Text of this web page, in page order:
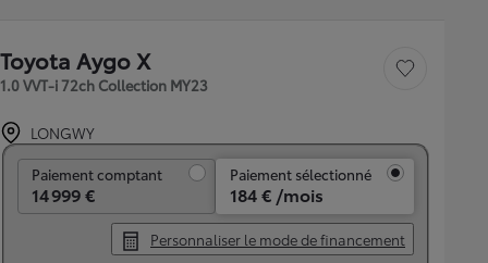
Toyota Aygo X
1.0 VVT-i 72ch Collection MY23
Sauvegarder le
LONGWY
Paiement comptant
14 999 €
Paiement sélectionné
184 € /mois
Personnaliser le mode de financement